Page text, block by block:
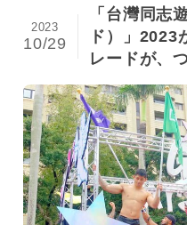
「台灣同志
ド）」2023
レードが、
2023
10/29